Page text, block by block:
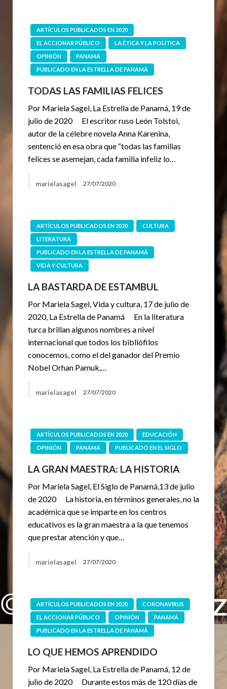
ARTÍCULOS PUBLICADOS EN 2020
EL ACCIONAR PÚBLICO
LA ÉTICA Y LA POLÍTICA
OPINIÓN
PANAMÁ
PUBLICADO EN LA ESTRELLA DE PANAMÁ
TODAS LAS FAMILIAS FELICES
Por Mariela Sagel, La Estrella de Panamá, 19 de
julio de 2020 El escritor ruso León Tolstoi,
autor de la célebre novela Anna Karenina,
sentenció en esa obra que “todas las familias
felices se asemejan, cada familia infeliz lo…
marielasagel 27/07/2020
ARTÍCULOS PUBLICADOS EN 2020
CULTURA
LITERATURA
PUBLICADO EN LA ESTRELLA DE PANAMÁ
VIDA Y CULTURA
LA BASTARDA DE ESTAMBUL
Por Mariela Sagel, Vida y cultura, 17 de julio de
2020, La Estrella de Panamá En la literatura
turca brillan algunos nombres a nivel
internacional que todos los bibliófilos
conocemos, como el del ganador del Premio
Nobel Orhan Pamuk,…
marielasagel 27/07/2020
ARTÍCULOS PUBLICADOS EN 2020
EDUCACIÓN
OPINIÓN
PANAMÁ PUBLICADO EN EL SIGLO
LA GRAN MAESTRA: LA HISTORIA
Por Mariela Sagel, El Siglo de Panamá,13 de julio
de 2020 La historia, en términos generales, no la
académica que se imparte en los centros
educativos es la gran maestra a la que tenemos
que prestar atención y que…
marielasagel 27/07/2020
ARTÍCULOS PUBLICADOS EN 2020
CORONAVIRUS
EL ACCIONAR PÚBLICO
OPINIÓN
PANAMÁ
PUBLICADO EN LA ESTRELLA DE PANAMÁ
LO QUE HEMOS APRENDIDO
Por Mariela Sagel, La Estrella de Panamá, 12 de
julio de 2020 Durante estos más de 120 días de